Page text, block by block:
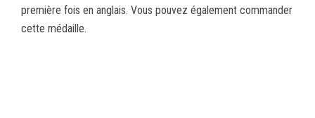
première fois en anglais. Vous pouvez également commander
cette médaille.